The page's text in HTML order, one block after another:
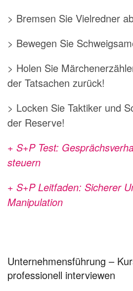
> Bremsen Sie Vielredner
> Bewegen Sie
> Holen Sie
der Tatsachen zurück!
> Locken Sie Taktiker und
der Reserve!
+ S+P Test:
steuern
+ S+P Leitfaden: Sicherer
Manipulation
Unternehmensführung –
professionell interviewen